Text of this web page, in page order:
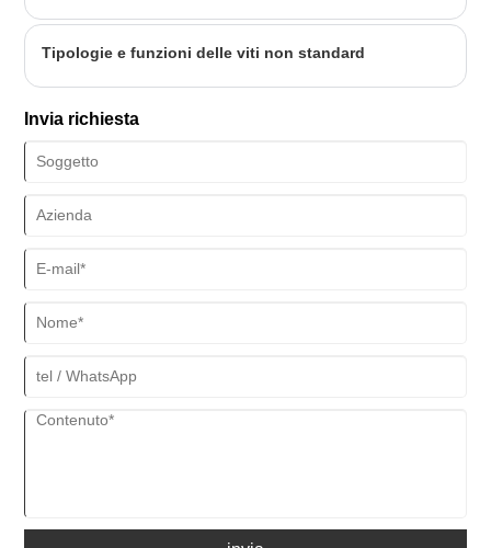
Tipologie e funzioni delle viti non standard
Invia richiesta